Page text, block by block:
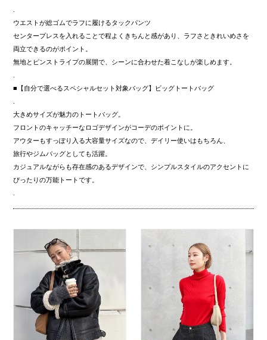
ウエストが総ゴムでラフに履けるタックパンツ
センタープレスを入れることで程よくきちんと感があり、ラフさときれいめさを
両立できるのがポイント。
無地とピンストライプの展開で、シーンに合わせた着こなしが楽しめます。
■【自分で選べるスペシャルセット対象バッグ】ビッグトートバッグ
大きめサイズが魅力のトートバッグ。
フロントのキャッチーなロゴデザインがコーデのポイントに。
アウターもすっぽり入る大容量サイズなので、デイリー使いはもちろん、
旅行やジムバッグとしても活躍。
カジュアルながらも存在感のあるデザインで、シンプルスタイルのアクセントに
ぴったりの万能トートです。